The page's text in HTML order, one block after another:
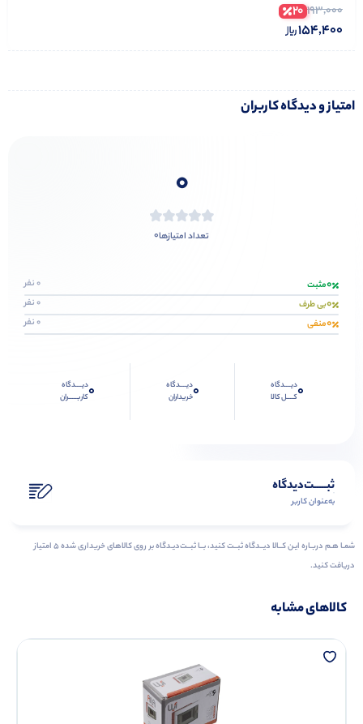
193,000
20
154,400
امتیاز و دیدگاه کاربران
0
تعداد امتیازها0
0مثبت 0 نفر
0بی طرف 0 نفر
0منفی 0 نفر
0دیــــدگاه
کــــل کالا
0دیــــدگاه
خریداران
0دیــــدگاه
کاربـــــران
ثبـــــت‌دیدگاه
به‌عنوان کاربر
شمـا هـم دربـاره ایـن کــالا دیــدگاه ثبــت کنید، بــا ثبــت‌دیـدگاه بر روی کالاهای خریداری شده ۵ امتیاز
دریافت کنید.
کالاهای مشابه